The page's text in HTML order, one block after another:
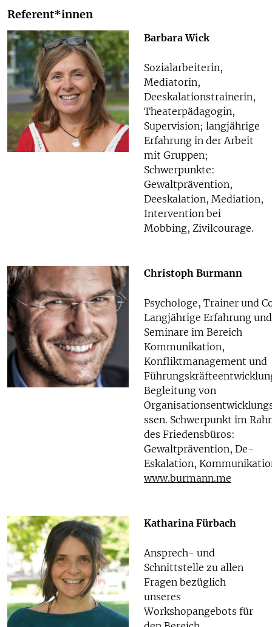
Referent*innen
Barbara Wick
Sozialarbeiterin,
Mediatorin,
Deeskalationstrainerin,
Theaterpädagogin,
Supervision; langjährige
Erfahrung in der Arbeit
mit Gruppen;
Schwerpunkte:
Gewaltprävention,
Deeskalation, Mediation,
Intervention bei
Mobbing, Zivilcourage.
Christoph Burmann
Psychologe, Trainer und
Langjährige Erfahrung und
Seminare im Bereich
Kommunikation,
Konfliktmanagement und
Begleitung von
ssen. Schwerpunkt im
des Friedensbüros:
Gewaltprävention, De-
Eskalation,
www.burmann.me
Katharina Fürbach
Ansprech- und
Schnittstelle zu allen
Fragen bezüglich
unseres
Workshopangebots für